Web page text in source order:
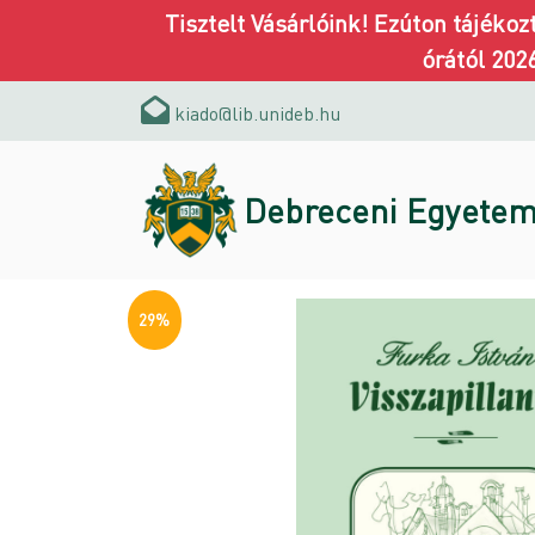
Tisztelt Vásárlóink! Ezúton
órától
kiado@lib.unideb.hu
Debreceni
29%